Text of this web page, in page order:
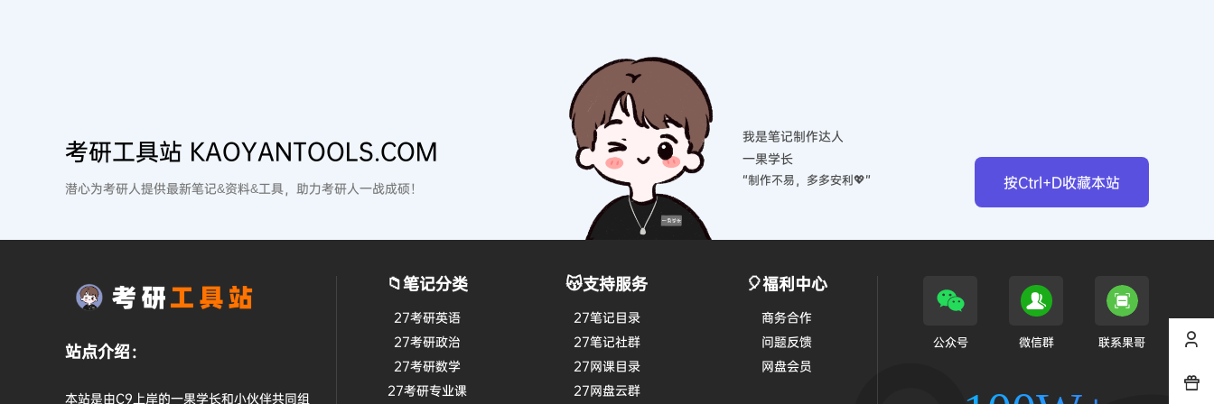
考研工具站 KAOYANTOOLS.COM
潜心为考研人提供最新笔记&资料&工具，助力考研人一战成硕！ 按Ctrl+D收藏本站
我是笔记制作达人
一果学长
“制作不易，多多安利💖”
站点介绍：
本站是由C9上岸的一果学长和小伙伴共同组
📁笔记分类
27考研英语
27考研政治
27考研数学
27考研专业课
😽支持服务
27笔记目录
27笔记社群
27网课目录
27网盘云群
🎈福利中心
商务合作
问题反馈
网盘会员
公众号 微信群 联系果哥